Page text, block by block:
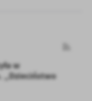
w
„Dzieciństwo